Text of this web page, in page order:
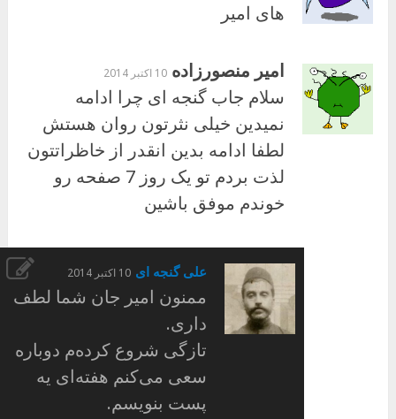
های امیر
امیر منصورزاده 10 اکتبر 2014
سلام جاب گنجه ای چرا ادامه
نمیدین خیلی نثرتون روان هستش
لطفا ادامه بدین انقدر از خاظراتتون
لذت بردم تو یک روز 7 صفحه رو
خوندم موفق باشین
علی گنجه ای 10 اکتبر 2014
ممنون امیر جان شما لطف
داری.
تازگی شروع کرده‌م دوباره
سعی می‌کنم هفته‌ای یه
پست بنویسم.